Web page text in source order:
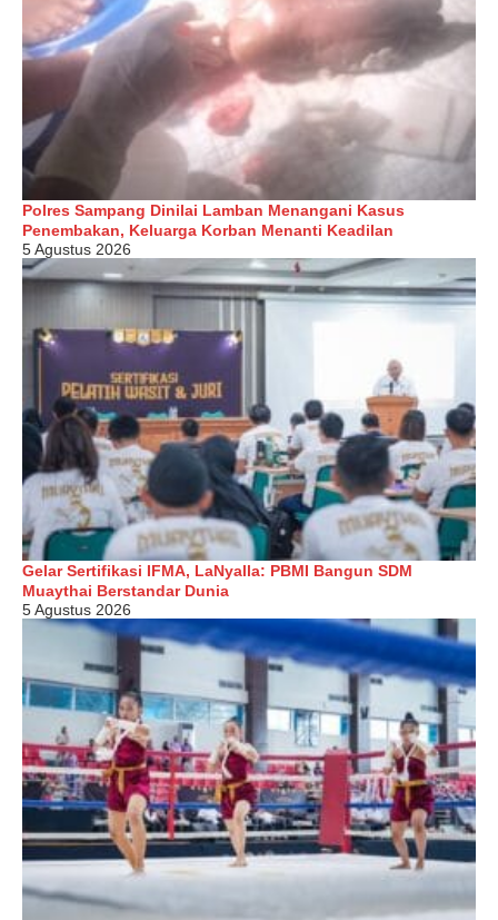
Polres Sampang Dinilai Lamban Menangani Kasus
Penembakan, Keluarga Korban Menanti Keadilan
5 Agustus 2026
Gelar Sertifikasi IFMA, LaNyalla: PBMI Bangun SDM
Muaythai Berstandar Dunia
5 Agustus 2026